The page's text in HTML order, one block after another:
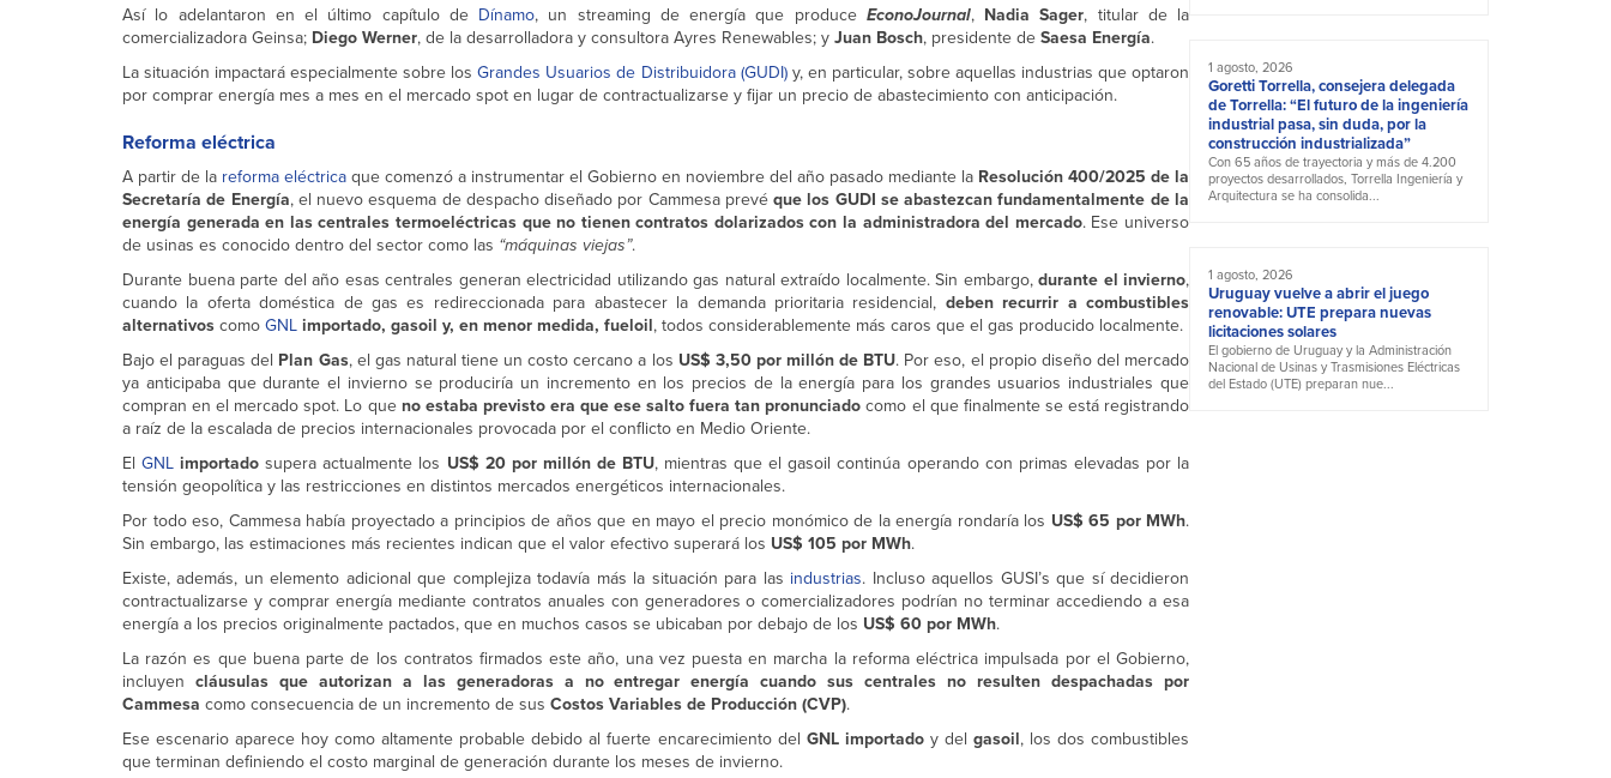
Así lo adelantaron en el último capítulo de Dínamo, un streaming de energía que produce EconoJournal, Nadia Sager, titular de la
comercializadora Geinsa; Diego Werner, de la desarrolladora y consultora Ayres Renewables; y Juan Bosch, presidente de Saesa Energía.
La situación impactará especialmente sobre losGrandes Usuarios de Distribuidora (GUDI)y, en particular, sobre aquellas industrias que optaron
por comprar energía mes a mes en el mercado spot en lugar de contractualizarse y fijar un precio de abastecimiento con anticipación.
Reforma eléctrica
A partir de la reforma eléctrica que comenzó a instrumentar el Gobierno en noviembre del año pasado mediante la Resolución 400/2025 de la
Secretaría de Energía, el nuevo esquema de despacho diseñado por Cammesa prevéque los GUDI se abastezcan fundamentalmente de la
energía generada en las centrales termoeléctricas que no tienen contratos dolarizados con la administradora del mercado. Ese universo
de usinas es conocido dentro del sector como las “máquinas viejas”.
Durante buena parte del año esas centrales generan electricidad utilizando gas natural extraído localmente. Sin embargo, durante el invierno,
cuando la oferta doméstica de gas es redireccionada para abastecer la demanda prioritaria residencial, deben recurrir a combustibles
alternativos como GNL importado, gasoil y, en menor medida, fueloil, todos considerablemente más caros que el gas producido localmente.
Bajo el paraguas del Plan Gas, el gas natural tiene un costo cercano a los US$ 3,50 por millón de BTU. Por eso, el propio diseño del mercado
ya anticipaba que durante el invierno se produciría un incremento en los precios de la energía para los grandes usuarios industriales que
compran en el mercado spot. Lo que no estaba previsto era que ese salto fuera tan pronunciadocomo el que finalmente se está registrando
a raíz de la escalada de precios internacionales provocada por el conflicto en Medio Oriente.
ElGNL importado supera actualmente los US$ 20 por millón de BTU, mientras que el gasoil continúa operando con primas elevadas por la
tensión geopolítica y las restricciones en distintos mercados energéticos internacionales.
Por todo eso, Cammesa había proyectado a principios de años que en mayo el precio monómico de la energía rondaría los US$ 65 por MWh.
Sin embargo, las estimaciones más recientes indican que el valor efectivo superará los US$ 105 por MWh.
Existe, además, un elemento adicional que complejiza todavía más la situación para las industrias. Incluso aquellos GUSI’s que sí decidieron
contractualizarse y comprar energía mediante contratos anuales con generadores o comercializadores podrían no terminar accediendo a esa
energía a los precios originalmente pactados, que en muchos casos se ubicaban por debajo de los US$ 60 por MWh.
La razón es que buena parte de los contratos firmados este año, una vez puesta en marcha la reforma eléctrica impulsada por el Gobierno,
incluyen cláusulas que autorizan a las generadoras a no entregar energía cuando sus centrales no resulten despachadas por
Cammesa como consecuencia de un incremento de sus Costos Variables de Producción (CVP).
Ese escenario aparece hoy como altamente probable debido al fuerte encarecimiento del GNL importadoy del gasoil, los dos combustibles
que terminan definiendo el costo marginal de generación durante los meses de invierno.
1 agosto, 2026
Goretti Torrella, consejera delegada
de Torrella: “El futuro de la ingeniería
industrial pasa, sin duda, por la
construcción industrializada”
Con 65 años de trayectoria y más de 4.200
proyectos desarrollados, Torrella Ingeniería y
Arquitectura se ha consolida...
1 agosto, 2026
Uruguay vuelve a abrir el juego
renovable: UTE prepara nuevas
licitaciones solares
El gobierno de Uruguay y la Administración
Nacional de Usinas y Trasmisiones Eléctricas
del Estado (UTE) preparan nue...